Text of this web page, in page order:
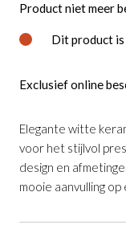
Product niet meer
Dit product is
Exclusief online
Elegante witte
voor het stijlvol
design en
mooie aanvulling
Vaas
aan je